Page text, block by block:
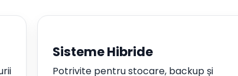
Sisteme Hibride
Potrivite pentru stocare, backup și